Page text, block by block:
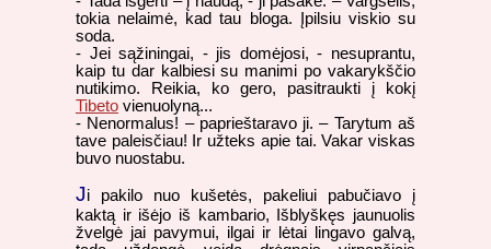
tokia nelaimė, kad tau bloga. Įpilsiu viskio su
soda.
- Jei sąžiningai, - jis domėjosi, - nesuprantu,
kaip tu dar kalbiesi su manimi po vakarykščio
nutikimo. Reikia, ko gero, pasitraukti į kokį
Tibeto vienuolyną...
- Nenormalus! – paprieštaravo ji. – Tarytum aš
tave paleisčiau! Ir užteks apie tai. Vakar viskas
buvo nuostabu.
Ji pakilo nuo kušetės, pakeliui pabučiavo į
kaktą ir išėjo iš kambario, Išblyškęs jaunuolis
žvelgė jai pavymui, ilgai ir lėtai lingavo galvą,